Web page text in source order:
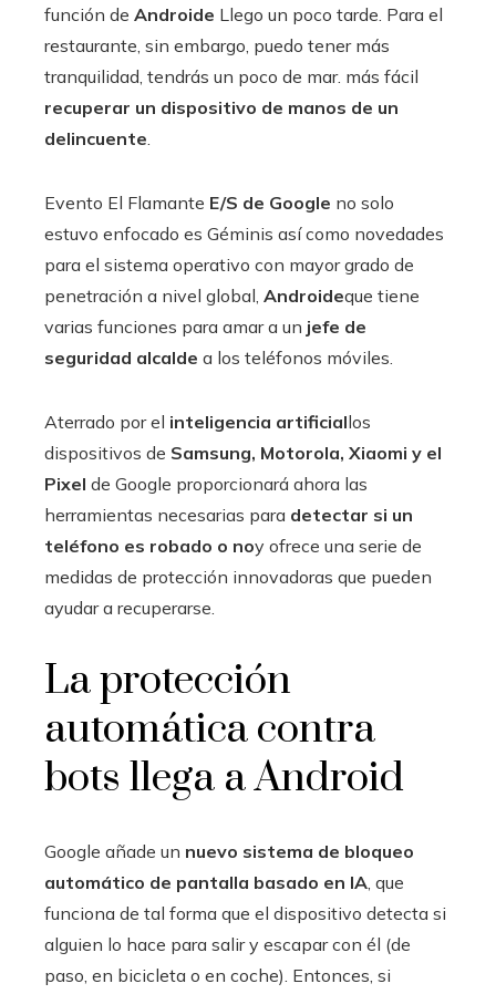
función de Androide Llego un poco tarde. Para el
restaurante, sin embargo, puedo tener más
tranquilidad, tendrás un poco de mar. más fácil
recuperar un dispositivo de manos de un
delincuente.
Evento El Flamante E/S de Google no solo
estuvo enfocado es Géminis así como novedades
para el sistema operativo con mayor grado de
penetración a nivel global, Androideque tiene
varias funciones para amar a un jefe de
seguridad alcalde a los teléfonos móviles.
Aterrado por el inteligencia artificiallos
dispositivos de Samsung, Motorola, Xiaomi y el
Pixel de Google proporcionará ahora las
herramientas necesarias para detectar si un
teléfono es robado o noy ofrece una serie de
medidas de protección innovadoras que pueden
ayudar a recuperarse.
La protección
automática contra
bots llega a Android
Google añade un nuevo sistema de bloqueo
automático de pantalla basado en IA, que
funciona de tal forma que el dispositivo detecta si
alguien lo hace para salir y escapar con él (de
paso, en bicicleta o en coche). Entonces, si